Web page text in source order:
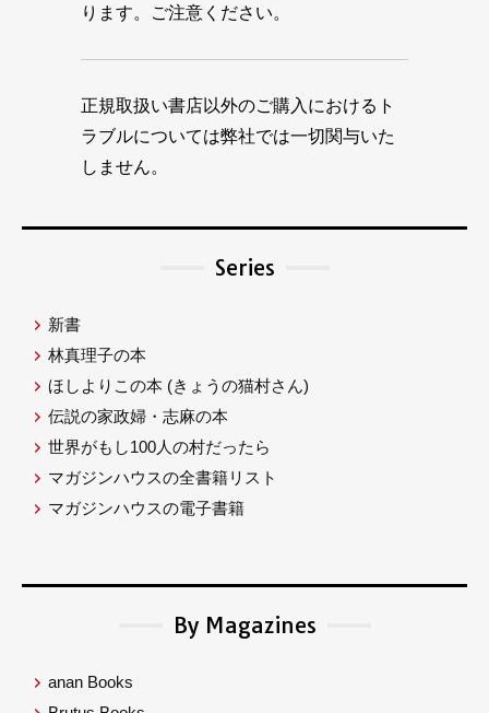
ります。ご注意ください。
正規取扱い書店以外のご購入におけるト
ラブルについては弊社では一切関与いた
しません。
Series
新書
林真理子の本
ほしよりこの本 (きょうの猫村さん)
伝説の家政婦・志麻の本
世界がもし100人の村だったら
マガジンハウスの全書籍リスト
マガジンハウスの電子書籍
By Magazines
anan Books